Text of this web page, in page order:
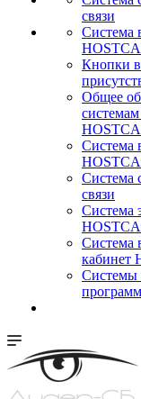
связи
Cистема
Кнопки
Общее
Система
Система
связи
Система
Cистема
кабинет
Системы